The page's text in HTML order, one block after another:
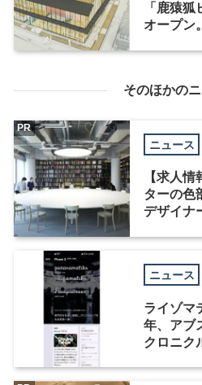
「鹿猿
オープン
そのほかの
ニュース
【求人
ターの色
デザイナ
PR
ニュース
ライゾマ
年、アブ
クロニク